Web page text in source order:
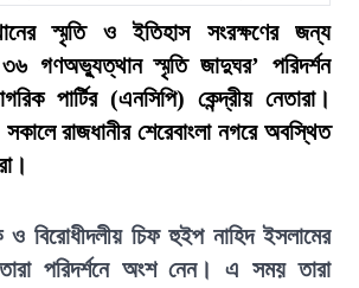
স্মৃতি ও ইতিহাস সংরক্ষণের জন্য
গণঅভ্যুত্থান স্মৃতি জাদুঘর’ পরিদর্শন
পার্টির (এনসিপি) কেন্দ্রীয় নেতারা।
রাজধানীর শেরেবাংলা নগরে অবস্থিত
বিরোধীদলীয় চিফ হুইপ নাহিদ ইসলামের
পরিদর্শনে অংশ নেন। এ সময় তারা